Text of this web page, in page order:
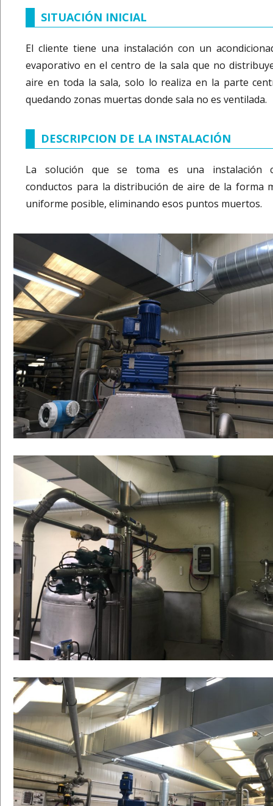
SITUACIÓN INICIAL
El cliente tiene una instalación con un
evaporativo en el centro de la sala que no
aire en toda la sala, solo lo realiza en la parte
quedando zonas muertas donde sala no es ventilada.
DESCRIPCION DE LA INSTALACIÓN
La solución que se toma es una instalación
conductos para la distribución de aire de la forma
uniforme posible, eliminando esos puntos muertos.